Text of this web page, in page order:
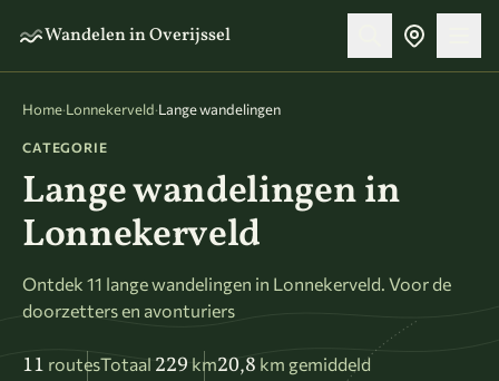
Wandelen in Overijssel
Home·Lonnekerveld·Lange wandelingen
CATEGORIE
Lange wandelingen in
Lonnekerveld
Ontdek 11 lange wandelingen in Lonnekerveld. Voor de
doorzetters en avonturiers
11 routesTotaal 229 km20,8 km gemiddeld